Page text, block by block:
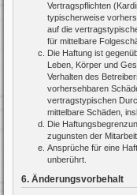
Vertragspflichten
typischerweise
auf die
für mittelbare
Die Haftung ist
Leben, Körper und
Verhalten des
vorhersehbaren
vertragstypischen
mittelbare Schäden,
Die
zugunsten der
Ansprüche für eine
unberührt.
6. Änderungsvorbehalt